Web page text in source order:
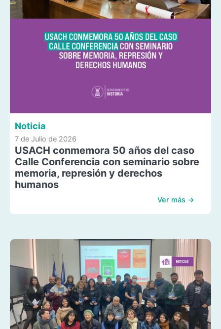
Noticia
7 de Julio de 2026
USACH conmemora 50 años del caso
Calle Conferencia con seminario sobre
memoria, represión y derechos
humanos
Ver más →